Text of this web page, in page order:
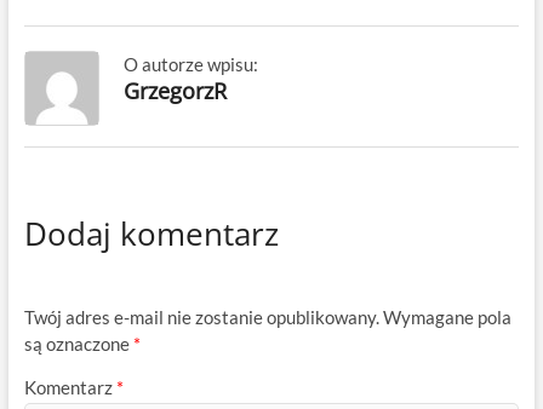
O autorze wpisu:
GrzegorzR
Dodaj komentarz
Twój adres e-mail nie zostanie opublikowany.Wymagane pola
są oznaczone *
Komentarz *